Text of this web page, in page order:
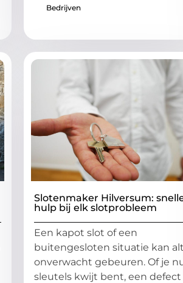
Bedrijven
Slotenmaker Hilversum:
hulp bij elk slotprobleem
Een kapot slot of een
buitengesloten situatie kan
onverwacht gebeuren. Of je
sleutels kwijt bent, een defect